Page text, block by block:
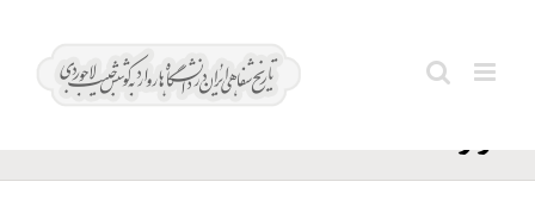
هاشمی‌نژاد،
نوار ۱